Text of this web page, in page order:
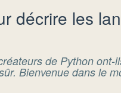
décrire les
de Python
Bienvenue dans le